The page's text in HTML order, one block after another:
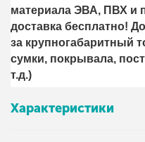
материала ЭВА, ПВХ и
доставка бесплатно!
за крупногабаритный
сумки, покрывала,
т.д.)
Характеристики